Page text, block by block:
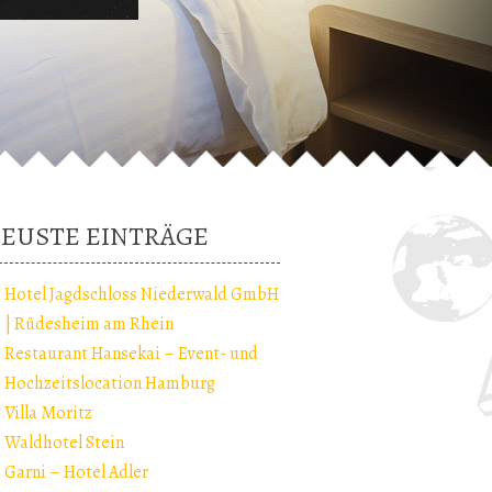
EINTRÄGE
Hotel Jagdschloss Niederwald GmbH
| Rüdesheim am Rhein
Restaurant Hansekai – Event- und
Hochzeitslocation Hamburg
Villa Moritz
Waldhotel Stein
Garni – Hotel Adler